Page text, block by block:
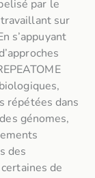
par le
sur
s’appuyant
répétées dans
génomes,
des
de